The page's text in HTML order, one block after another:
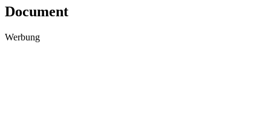
Document
Werbung